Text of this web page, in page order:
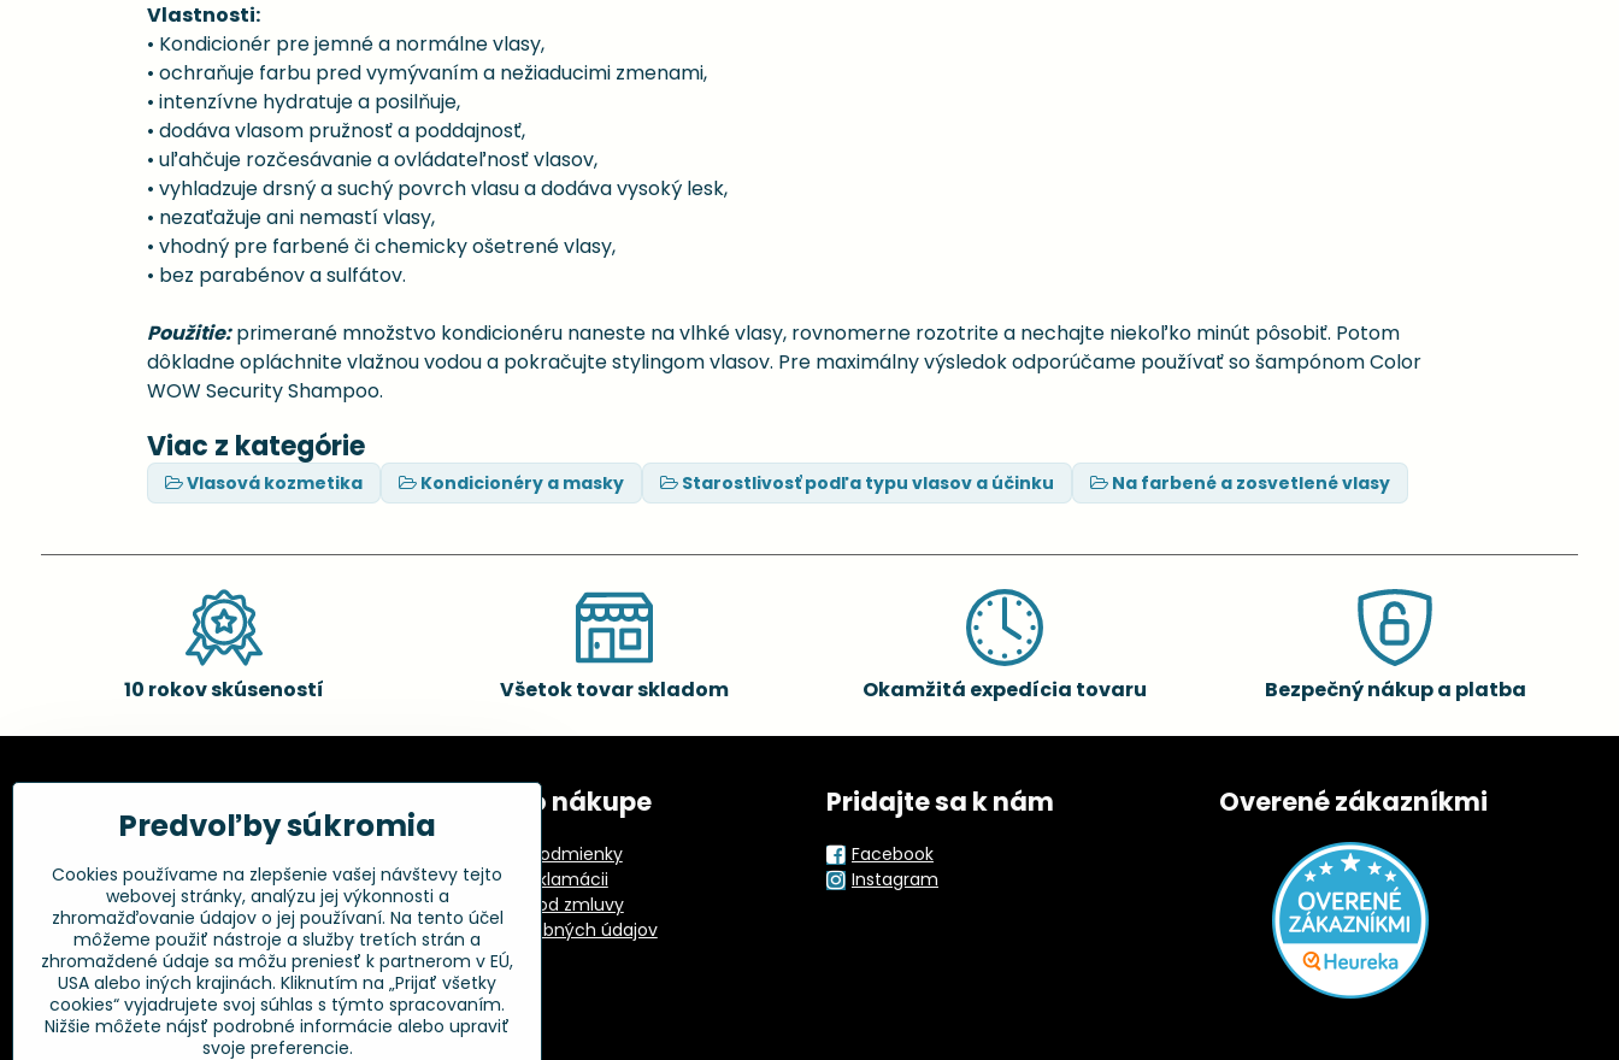
Vlastnosti:
• Kondicionér pre jemné a normálne vlasy,
• ochraňuje farbu pred vymývaním a nežiaducimi zmenami,
• intenzívne hydratuje a posilňuje,
• dodáva vlasom pružnosť a poddajnosť,
• uľahčuje rozčesávanie a ovládateľnosť vlasov,
• vyhladzuje drsný a suchý povrch vlasu a dodáva vysoký lesk,
• nezaťažuje ani nemastí vlasy,
• vhodný pre farbené či chemicky ošetrené vlasy,
• bez parabénov a sulfátov.
Použitie:primerané množstvo kondicionéru naneste na vlhké vlasy, rovnomerne rozotrite a nechajte niekoľko minút pôsobiť. Potom
dôkladne opláchnite vlažnou vodou a pokračujte stylingom vlasov. Pre maximálny výsledok odporúčame používať so šampónom Color
WOW Security Shampoo.
Viac z kategórie
Vlasová kozmetika Kondicionéry a masky Starostlivosť podľa typu vlasov a účinku Na farbené a zosvetlené vlasy
10 rokov skúseností Všetok tovar skladom Okamžitá expedícia tovaru Bezpečný nákup a platba
Kadernícke potreby, s.r.o.
Fakturačné údaje:
Kadernícke potreby, s.r.o.
Klincová 37
821 08 Bratislava
+421 948 014 333
info​@kadernickepotreby​.sk
Všetko o nákupe
Obchodné podmienky
Postup pri reklamácii
Odstúpenie od zmluvy
Ochrana osobných údajov
GPSR
Pridajte sa k nám
Facebook
Instagram
Overené zákazníkmi
Predvoľby súkromia
Cookies používame na zlepšenie vašej návštevy tejto
webovej stránky, analýzu jej výkonnosti a
zhromažďovanie údajov o jej používaní. Na tento účel
môžeme použiť nástroje a služby tretích strán a
zhromaždené údaje sa môžu preniesť k partnerom v EÚ,
USA alebo iných krajinách. Kliknutím na „Prijať všetky
cookies“ vyjadrujete svoj súhlas s týmto spracovaním.
Nižšie môžete nájsť podrobné informácie alebo upraviť
svoje preferencie.